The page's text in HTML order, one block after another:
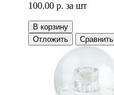
100.00 р. за шт
В корзину
Отложить
Сравнить